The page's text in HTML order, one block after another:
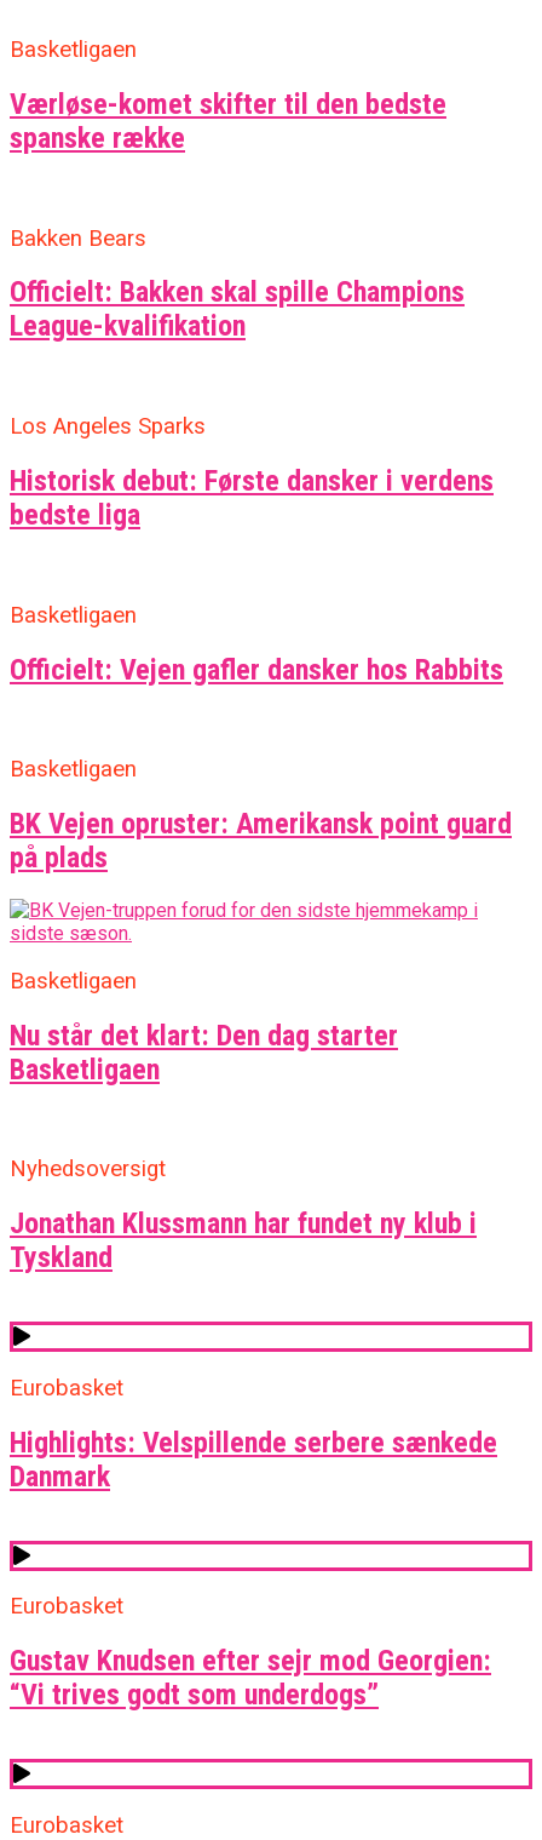
Basketligaen
Værløse-komet skifter til den bedste
spanske række
Bakken Bears
Officielt: Bakken skal spille Champions
League-kvalifikation
Los Angeles Sparks
Historisk debut: Første dansker i verdens
bedste liga
Basketligaen
Officielt: Vejen gafler dansker hos Rabbits
Basketligaen
BK Vejen opruster: Amerikansk point guard
på plads
Basketligaen
Nu står det klart: Den dag starter
Basketligaen
Nyhedsoversigt
Jonathan Klussmann har fundet ny klub i
Tyskland
Eurobasket
Highlights: Velspillende serbere sænkede
Danmark
Eurobasket
Gustav Knudsen efter sejr mod Georgien:
“Vi trives godt som underdogs”
Eurobasket